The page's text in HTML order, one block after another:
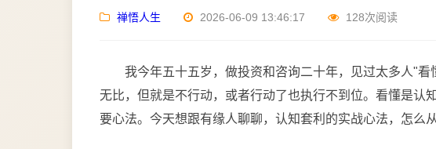
禅悟人生 2026-06-09 13:46:17 128次阅读
我今年五十五岁，做投资和咨询二十年，见过太多人"
无比，但就是不行动，或者行动了也执行不到位。看懂是认
要心法。今天想跟有缘人聊聊，认知套利的实战心法，怎么